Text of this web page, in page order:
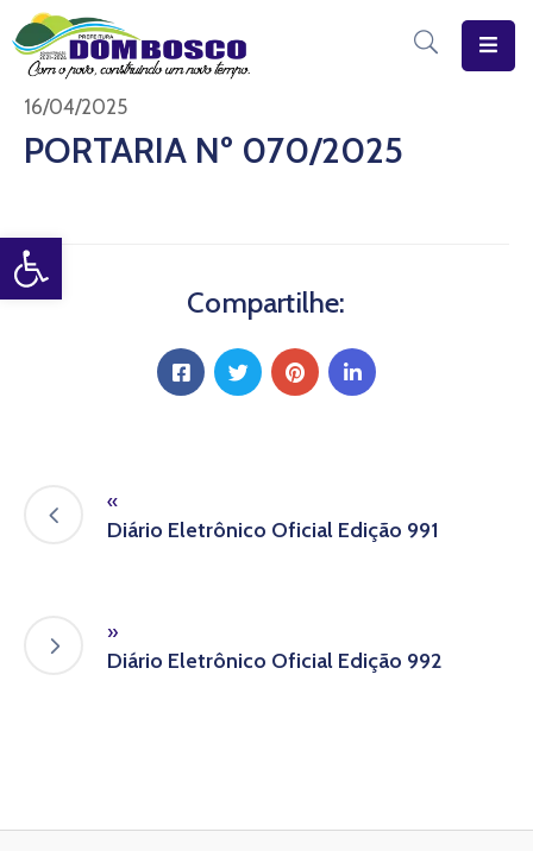
Open toolbar
Início
O
Estrutura
Diário
16/04/2025
PORTARIA Nº 070/2025
Compartilhe:
«
Diário Eletrônico Oficial Edição 991
»
Diário Eletrônico Oficial Edição 992